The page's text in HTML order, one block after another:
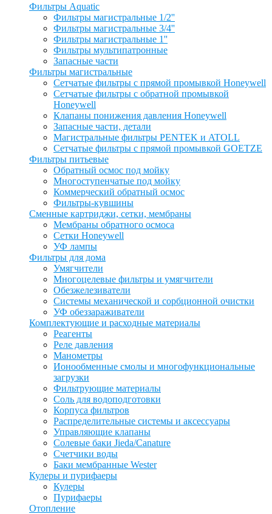
Фильтры Aquatic
Фильтры магистральные 1/2''
Фильтры магистральные 3/4''
Фильтры магистральные 1''
Фильтры мультипатронные
Запасные части
Фильтры магистральные
Сетчатые фильтры с прямой промывкой Honeywell
Сетчатые фильтры с обратной промывкой
Honeywell
Клапаны понижения давления Honeywell
Запасные части, детали
Магистральные фильтры PENTEK и ATOLL
Сетчатые фильтры с прямой промывкой GOETZE
Фильтры питьевые
Обратный осмос под мойку
Многоступенчатые под мойку
Коммерческий обратный осмос
Фильтры-кувшины
Сменные картриджи, сетки, мембраны
Мембраны обратного осмоса
Сетки Honeywell
УФ лампы
Фильтры для дома
Умягчители
Многоцелевые фильтры и умягчители
Обезжелезиватели
Системы механической и сорбционной очистки
УФ обеззараживатели
Комплектующие и расходные материалы
Реагенты
Реле давления
Манометры
Ионообменные смолы и многофункциональные
загрузки
Фильтрующие материалы
Соль для водоподготовки
Корпуса фильтров
Распределительные системы и аксессуары
Управляющие клапаны
Солевые баки Jieda/Canature
Счетчики воды
Баки мембранные Wester
Кулеры и пурифаеры
Кулеры
Пурифаеры
Отопление